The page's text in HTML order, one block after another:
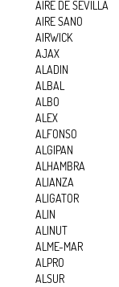
CHARCUTERÍA
FRUTAS Y
VERDURAS
BEBIDAS
AIRE DE SEVILLA
AIRE SANO
AIRWICK
AJAX
ALADIN
ALBAL
ALBO
ALEX
ALFONSO
ALGIPAN
ALHAMBRA
ALIANZA
ALIGATOR
ALIN
ALINUT
ALME-MAR
ALPRO
ALSUR